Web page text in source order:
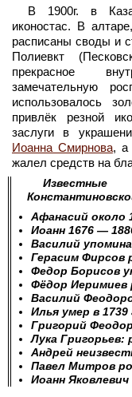
В 1900г. в
иконостас. В
расписаны своды и
Полиевкт
прекрасное
замечательную
использовалось
привлёк резной
заслуги в
Иоанна Смирнова, а
жалел средств на
Афанасий около
Иоанн 1676 —
Василий
Герасим Фирсов
Федор Борисов
Фёдор Иеримиев
Василий
Илья умер в 1739
Григорий
Лука Григорьев:
Андрей
Павел Митров
Иоанн